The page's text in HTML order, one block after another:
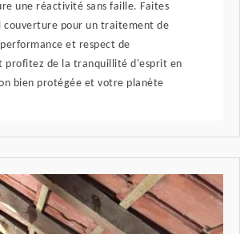
une réactivité sans faille. Faites
couverture pour un traitement de
et respect de
profitez de la tranquillité d'esprit en
bien protégée et votre planète